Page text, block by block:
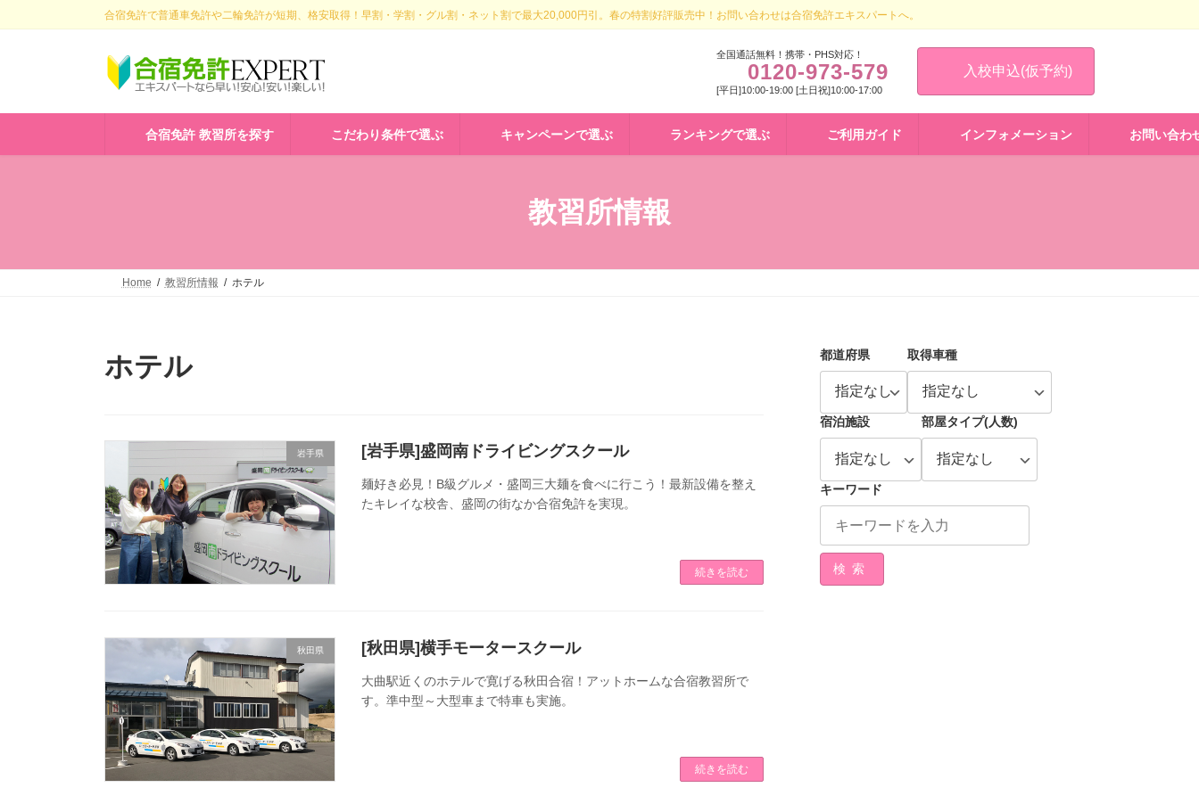
ン
ッ
ビ
移
合宿免許で普通車免許や二輪免許が短期、格安取得！早割・学割・グル割・ネット割で最大20,000円引。春の特割好評販売中！お問い合わせは合宿免許エキスパートへ。
全国通話無料！携帯・PHS対応！
0120-973-579
[平日]10:00-19:00 [土日祝]10:00-17:00
入校申込(仮予約)
合宿免許 教習所を探す こだわり条件で選ぶ キャンペーンで選ぶ ランキングで選ぶ ご利用ガイド インフォメーション お問い合わ
教習所情報
Home 教習所情報 ホテル
ホテル
岩手県 [岩手県]盛岡南ドライビングスクール
麺好き必見！B級グルメ・盛岡三大麺を食べに行こう！最新設備を整え
たキレイな校舎、盛岡の街なか合宿免許を実現。
続きを読む
秋田県 [秋田県]横手モータースクール
大曲駅近くのホテルで寛げる秋田合宿！アットホームな合宿教習所で
す。準中型～大型車まで特車も実施。
続きを読む
都道府県 取得車種
宿泊施設 部屋タイプ(人数)
キーワード
検索